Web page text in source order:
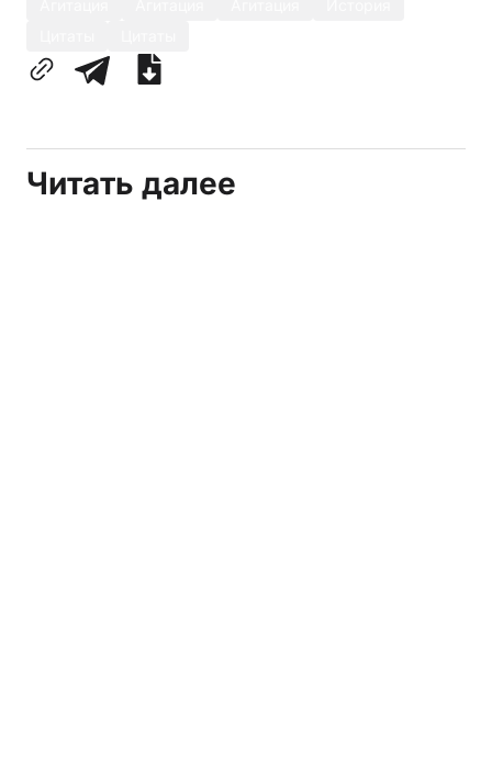
Читать далее